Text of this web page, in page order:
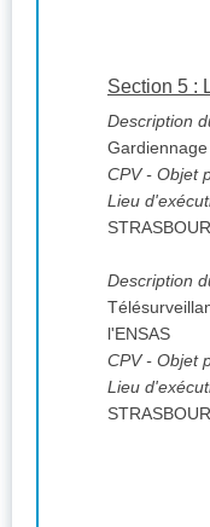
Section 5 :
Description
CPV- Objet
Lieu
Description
l'ENSAS
CPV- Objet
Lieu